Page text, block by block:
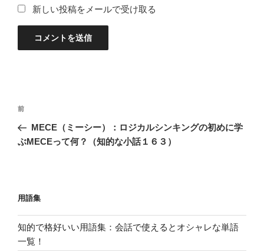
新しい投稿をメールで受け取る
投
ナ
シ
ョ
ン
過
去
の
前
MECE（ミーシー）：ロジカルシンキングの初めに学
ぶMECEって何？（知的な小話１６３）
用語集
知的で格好いい用語集：会話で使えるとオシャレな単語
一覧！